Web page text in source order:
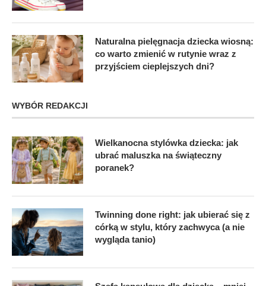
Naturalna pielęgnacja dziecka wiosną:
co warto zmienić w rutynie wraz z
przyjściem cieplejszych dni?
WYBÓR REDAKCJI
Wielkanocna stylówka dziecka: jak
ubrać maluszka na świąteczny
poranek?
Twinning done right: jak ubierać się z
córką w stylu, który zachwyca (a nie
wygląda tanio)